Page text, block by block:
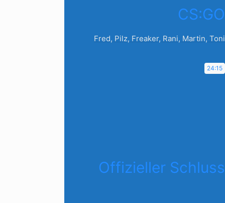
CS:GO
Fred, Pilz, Freaker, Rani, Martin, Toni
24:15
Offizieller Schluss